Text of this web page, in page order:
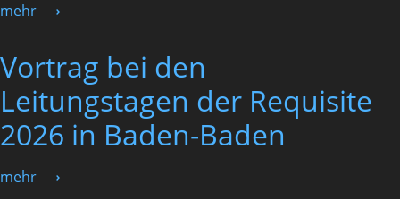
mehr ⟶
Vortrag bei den
Leitungstagen der Requisite
2026 in Baden-Baden
mehr ⟶